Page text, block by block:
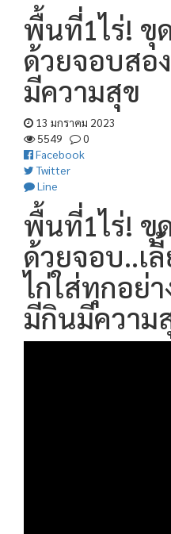
พื้นที่1ไร่! ขุ
ด้วยจอบสอ
มีความสุข
13 มกราคม 2023
5549
0
Facebook
Twitter
Line
พื้นที่1ไร่! ขุ
ด้วยจอบ..เ
ไก่ใส่ทุกอย่
มีกินมีความ